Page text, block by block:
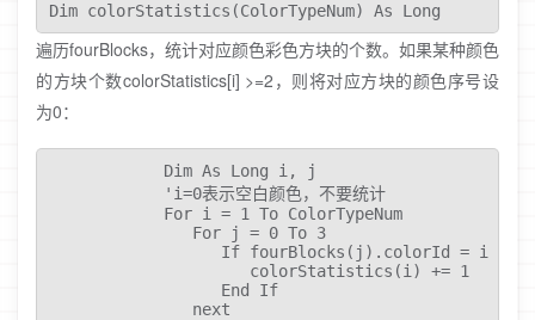
Dim colorStatistics(ColorTypeNum) As Long
遍历fourBlocks，统计对应颜色彩色方块的个数。如果某种颜色
的方块个数colorStatistics[i] >=2，则将对应方块的颜色序号设
为0：
            Dim As Long i, j
            'i=0表示空白颜色，不要统计
            For i = 1 To ColorTypeNum
               For j = 0 To 3
                  If fourBlocks(j).colorId = i Then
                     colorStatistics(i) += 1
                  End If
               next